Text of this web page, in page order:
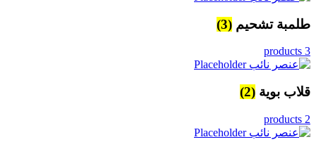
طلمبة تشحيم (3)
3 products
قلاب بوية (2)
2 products